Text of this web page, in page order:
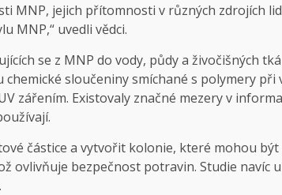
MNP, jejich přítomnosti v různých zdrojích
MNP,“ uvedli vědci.
se z MNP do vody, půdy a živočišných
sloučeniny smíchané s polymery při
zářením. Existovaly značné mezery v
částice a vytvořit kolonie, které mohou
ovlivňuje bezpečnost potravin. Studie navíc